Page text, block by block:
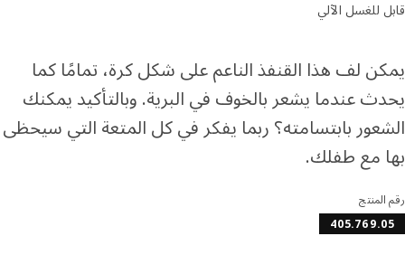
للغسل الآلي
لف هذا القنفذ الناعم على شكل كرة، تمامًا كما
عندما يشعر بالخوف في البرية. وبالتأكيد يمكنك
بابتسامته؟ ربما يفكر في كل المتعة التي سيحظى
مع طفلك.